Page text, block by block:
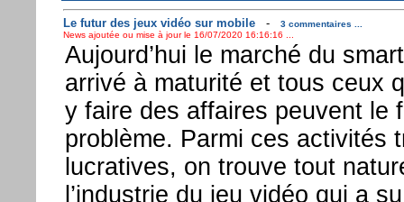
Le futur des jeux vidéo sur mobile-
3 commentaires ...
News ajoutée ou mise à jour le 16/07/2020 16:16:16 ...
Aujourd’hui le marché du
arrivé à maturité et tous ceux
y faire des affaires peuvent le
problème. Parmi ces activités
lucratives, on trouve tout
l’industrie du jeu vidéo qui a